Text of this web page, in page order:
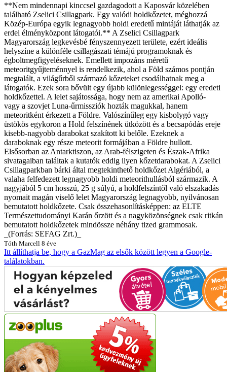
**Nem mindennapi kinccsel gazdagodott a Kaposvár közelében
található Zselici Csillagpark. Egy valódi holdkőzetet, méghozzá
Közép-Európa egyik legnagyobb holdi eredetű mintáját láthatják az
erdei élményközpont látogatói.** A Zselici Csillagpark
Magyarország legkevésbé fényszennyezett területe, ezért ideális
helyszíne a különféle csillagászati témájú programoknak és
égboltmegfigyeléseknek. Emellett impozáns méretű
meteoritgyűjteménnyel is rendelkezik, ahol a Föld számos pontján
megtalált, a világűrből származó kőzeteket csodálhatnak meg a
látogatók. Ezek sora bővült egy újabb különlegességgel: egy eredeti
holdkőzettel. A lelet sajátossága, hogy nem az amerikai Apolló-
vagy a szovjet Luna-űrmissziók hozták magukkal, hanem
meteoritként érkezett a Földre. Valószínűleg egy kisbolygó vagy
üstökös egykoron a Hold felszínének ütközött és a becsapódás ereje
kisebb-nagyobb darabokat szakított ki belőle. Ezeknek a
daraboknak egy része meteorit formájában a Földre hullott.
Elsősorban az Antarktiszon, az Arab-félszigeten és Észak-Afrika
sivatagaiban találtak a kutatók eddig ilyen kőzetdarabokat. A Zselici
Csillagparkban bárki által megtekinthető holdkőzet Algériából, a
valaha felfedezett legnagyobb holdi meteorithullásból származik. A
nagyjából 5 cm hosszú, 25 g súlyú, a holdfelszíntől való elszakadás
nyomait magán viselő lelet Magyarország legnagyobb, nyilvánosan
bemutatott holdkőzete. Csak összehasonlításképpen: az ELTE
Természettudományi Karán őrzött és a nagyközönségnek csak ritkán
bemutatott holdkőzetek mindössze néhány tized grammosak.
_(Forrás: SEFAG Zrt.)_
Tóth Marcell 8 éve
Itt állíthatja be, hogy a GazMag az elsők között legyen a Google-
találatokban.